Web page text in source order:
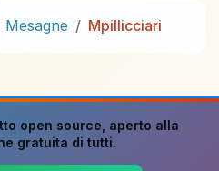
Mesagne Mpillicciari
open source , aperto alla
gratuita di tutti.